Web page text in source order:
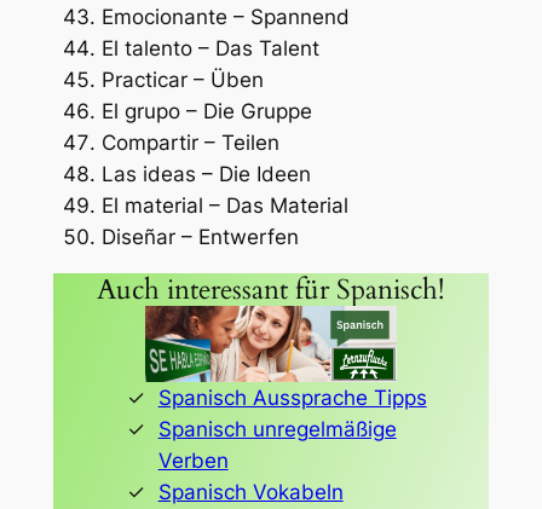
Emocionante – Spannend
El talento – Das Talent
Practicar – Üben
El grupo – Die Gruppe
Compartir – Teilen
Las ideas – Die Ideen
El material – Das Material
Diseñar – Entwerfen
Auch interessant für Spanisch!
Spanisch Aussprache Tipps
Spanisch unregelmäßige
Verben
Spanisch Vokabeln